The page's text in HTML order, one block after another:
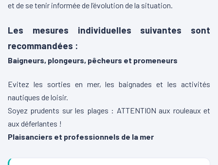
et de se tenir informée de l’évolution de la situation.
Les mesures individuelles suivantes sont
recommandées :
Baigneurs, plongeurs, pêcheurs et promeneurs
Evitez les sorties en mer, les baignades et les activités
nautiques de loisir.
Soyez prudents sur les plages : ATTENTION aux rouleaux et
aux déferlantes !
Plaisanciers et professionnels de la mer